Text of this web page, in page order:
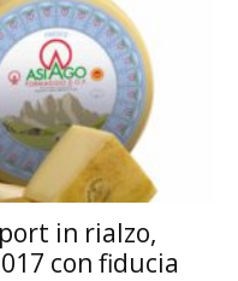
in rialzo,
con fiducia